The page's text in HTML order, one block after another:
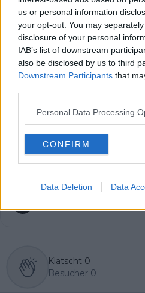
us or personal information
your opt-out. You may
disclosure of your personal
IAB’s list of downstream
also be disclosed by us to third
Downstream Participants that
Personal Data Processing
CONFIRM
Data Deletion Data
und es ist der Ursprung
Chefredakteur von
die redaktionelle Ausrichtung
Themenpriorisierung,
und die konsequente
neue, verifizierte
und lege besonderen Wert
Sprache und nachvollziehbare
Radsport ist für mich mehr als
komplexer Leistungssport, der
Verantwortung verlangt –
vertrete ich in unserer
Klatscht 0
Besucher 0